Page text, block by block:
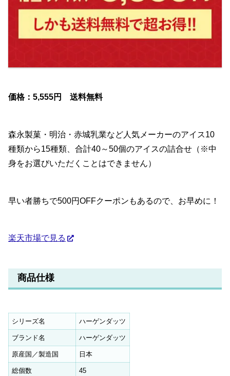
価格：5,555円 送料無料
森永製菓・明治・赤城乳業など人気メーカーのアイス10
種類から15種類、合計40～50個のアイスの詰合せ（※中
身をお選びいただくことはできません）
早い者勝ちで500円OFFクーポンもあるので、お早めに！
楽天市場で見る
商品仕様
シリーズ名 ハーゲンダッツ
ブランド名 ハーゲンダッツ
原産国／製造国 日本
総個数 45